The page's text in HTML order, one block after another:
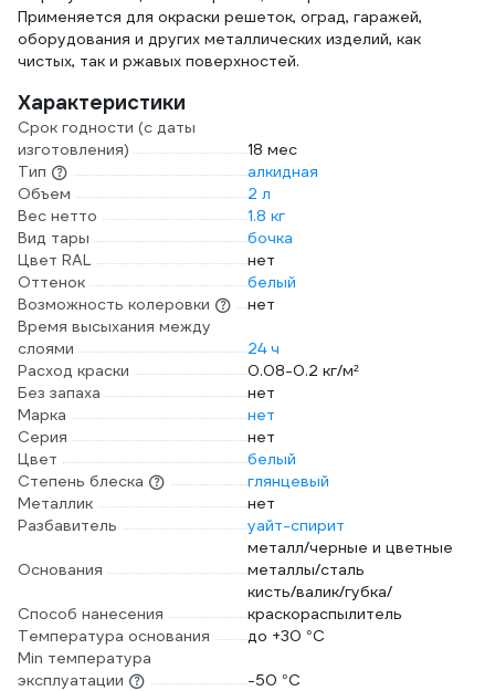
Применяется для окраски решеток, оград, гаражей,
оборудования и других металлических изделий, как
чистых, так и ржавых поверхностей.
Характеристики
Срок годности (с даты
изготовления)
18 мес
Тип
алкидная
Объем
2 л
Вес нетто
1.8 кг
Вид тары
бочка
Цвет RAL
нет
Оттенок
белый
Возможность колеровки
нет
Время высыхания между
слоями
24 ч
Расход краски
0.08-0.2 кг/м²
Без запаха
нет
Марка
нет
Серия
нет
Цвет
белый
Степень блеска
глянцевый
Металлик
нет
Разбавитель
уайт-спирит
Основания
металл/черные и цветные
металлы/сталь
Способ нанесения
кисть/валик/губка/
краскораспылитель
Температура основания
до +30 °С
Min температура
эксплуатации
-50 °С